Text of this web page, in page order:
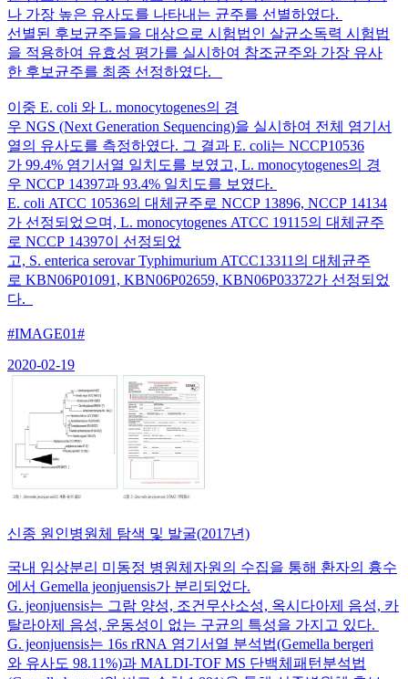
나 가장 높은 유사도를 나타내는 균주를 선별하였다.
선별된 후보균주들을 대상으로 시험법인 살균소독력 시험법
을 적용하여 유효성 평가를 실시하여 참조균주와 가장 유사
한 후보균주를 최종 선정하였다.
이중 E. coli 와 L. monocytogenes의 경
우 NGS (Next Generation Sequencing)을 실시하여 전체 염기서
열의 유사도를 측정하였다. 그 결과 E. coli는 NCCP10536
가 99.4% 염기서열 일치도를 보였고, L. monocytogenes의 경
우 NCCP 14397과 93.4% 일치도를 보였다.
E. coli ATCC 10536의 대체균주로 NCCP 13896, NCCP 14134
가 선정되었으며, L. monocytogenes ATCC 19115의 대체균주
로 NCCP 14397이 선정되었
고, S. enterica serovar Typhimurium ATCC13311의 대체균주
로 KBN06P01091, KBN06P02659, KBN06P03372가 선정되었
다.
#IMAGE01#
2020-02-19
신종 원인병원체 탐색 및 발굴(2017년)
국내 임상분리 미동정 병원체자원의 수집을 통해 환자의 흉수
에서 Gemella jeonjuensis가 분리되었다.
G. jeonjuensis는 그람 양성, 조건무산소성, 옥시다아제 음성, 카
탈라아제 음성, 운동성이 없는 구균의 특성을 가지고 있다.
G. jeonjuensis는 16s rRNA 염기서열 분석법(Gemella bergeri
와 유사도 98.11%)과 MALDI-TOF MS 단백체패턴분석법